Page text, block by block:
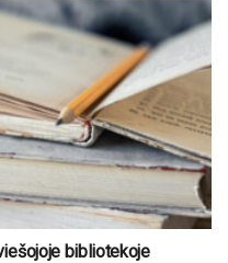
bibliotekoje